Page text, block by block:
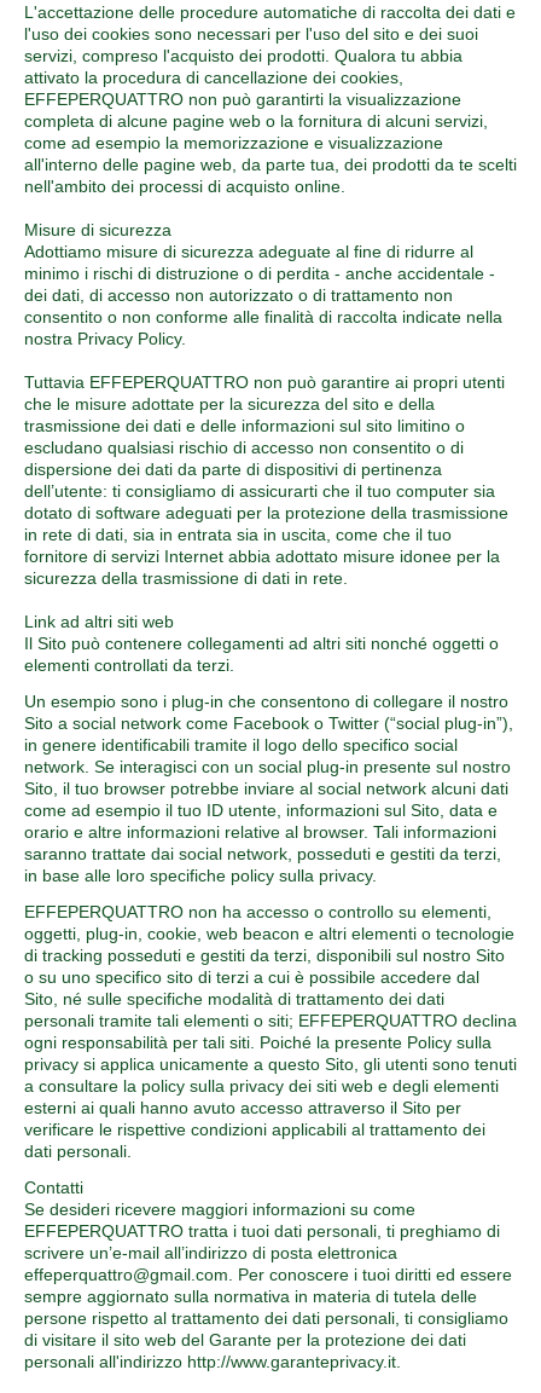
L'accettazione delle procedure automatiche di raccolta dei dati e
l'uso dei cookies sono necessari per l'uso del sito e dei suoi
servizi, compreso l'acquisto dei prodotti. Qualora tu abbia
attivato la procedura di cancellazione dei cookies,
EFFEPERQUATTRO non può garantirti la visualizzazione
completa di alcune pagine web o la fornitura di alcuni servizi,
come ad esempio la memorizzazione e visualizzazione
all'interno delle pagine web, da parte tua, dei prodotti da te scelti
nell'ambito dei processi di acquisto online.
Misure di sicurezza
Adottiamo misure di sicurezza adeguate al fine di ridurre al
minimo i rischi di distruzione o di perdita - anche accidentale -
dei dati, di accesso non autorizzato o di trattamento non
consentito o non conforme alle finalità di raccolta indicate nella
nostra Privacy Policy.
Tuttavia EFFEPERQUATTRO non può garantire ai propri utenti
che le misure adottate per la sicurezza del sito e della
trasmissione dei dati e delle informazioni sul sito limitino o
escludano qualsiasi rischio di accesso non consentito o di
dispersione dei dati da parte di dispositivi di pertinenza
dell’utente: ti consigliamo di assicurarti che il tuo computer sia
dotato di software adeguati per la protezione della trasmissione
in rete di dati, sia in entrata sia in uscita, come che il tuo
fornitore di servizi Internet abbia adottato misure idonee per la
sicurezza della trasmissione di dati in rete.
Link ad altri siti web
Il Sito può contenere collegamenti ad altri siti nonché oggetti o
elementi controllati da terzi.
Un esempio sono i plug-in che consentono di collegare il nostro
Sito a social network come Facebook o Twitter (“social plug-in”),
in genere identificabili tramite il logo dello specifico social
network. Se interagisci con un social plug-in presente sul nostro
Sito, il tuo browser potrebbe inviare al social network alcuni dati
come ad esempio il tuo ID utente, informazioni sul Sito, data e
orario e altre informazioni relative al browser. Tali informazioni
saranno trattate dai social network, posseduti e gestiti da terzi,
in base alle loro specifiche policy sulla privacy.
EFFEPERQUATTRO non ha accesso o controllo su elementi,
oggetti, plug-in, cookie, web beacon e altri elementi o tecnologie
di tracking posseduti e gestiti da terzi, disponibili sul nostro Sito
o su uno specifico sito di terzi a cui è possibile accedere dal
Sito, né sulle specifiche modalità di trattamento dei dati
personali tramite tali elementi o siti; EFFEPERQUATTRO declina
ogni responsabilità per tali siti. Poiché la presente Policy sulla
privacy si applica unicamente a questo Sito, gli utenti sono tenuti
a consultare la policy sulla privacy dei siti web e degli elementi
esterni ai quali hanno avuto accesso attraverso il Sito per
verificare le rispettive condizioni applicabili al trattamento dei
dati personali.
Contatti
Se desideri ricevere maggiori informazioni su come
EFFEPERQUATTRO tratta i tuoi dati personali, ti preghiamo di
scrivere un’e-mail all’indirizzo di posta elettronica
effeperquattro@gmail.com. Per conoscere i tuoi diritti ed essere
sempre aggiornato sulla normativa in materia di tutela delle
persone rispetto al trattamento dei dati personali, ti consigliamo
di visitare il sito web del Garante per la protezione dei dati
personali all'indirizzo http://www.garanteprivacy.it.